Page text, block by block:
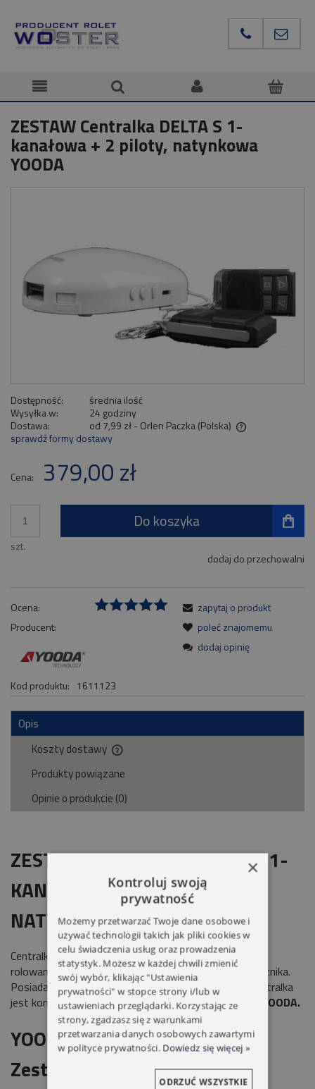
ZESTAW Centralka DELTA S 1-
kanałowa + 2 piloty, natynkowa
YOODA
Dostępność:
średnia ilość
Wysyłka w:
24 godziny
Dostawa:
od 7,99 zł - Orlen Paczka (Polska)
Cena nie zawiera ewentualnych kosztów płatności
sprawdź formy dostawy
Cena: 379,00 zł
szt.
Do koszyka
dodaj do przechowalni
Ocena:
Producent:
Kod produktu: 1611123
zapytaj o produkt
poleć znajomemu
dodaj opinię
Opis
Koszty dostawy
Cena nie zawiera ewentualnych kosztów płatności
Produkty powiązane
Opinie o produkcie (0)
ZESTAW CENTRALKA DELTA S 1-
KANAŁOWA + 2 PILOTY
NATYNKOWA YOODA
Centralki serii DELTApozwalają na sterowanie bramą
rolowaną za pomocą pilota lub wbudowanego przełącznika.
Posiada w komplecie 2 pilotySKIDA 1-kanałowe.
Centralka
jest kompatybilna ze wszystkimi urządzeniami marki
YOODA.
YOODA CENTRALKA DELTA S
Zestaw
×
Kontroluj swoją
prywatność
Możemy przetwarzać Twoje dane osobowe i
używać technologii takich jak pliki cookies w
celu świadczenia usług oraz prowadzenia
statystyk. Możesz w każdej chwili zmienić
swój wybór, klikając "Ustawienia
prywatności" w stopce strony i/lub w
ustawieniach przeglądarki. Korzystając ze
strony, zgadzasz się z warunkami
przetwarzania danych osobowych zawartymi
w polityce prywatności. Dowiedz się więcej »
ODRZUĆ WSZYSTKIE